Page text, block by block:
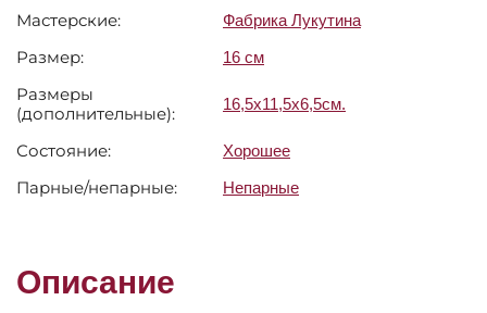
Мастерские: Фабрика Лукутина
Размер: 16 см
Размеры
(дополнительные):
16,5х11,5х6,5см.
Состояние: Хорошее
Парные/непарные: Непарные
Описание